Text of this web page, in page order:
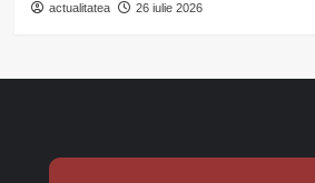
actualitatea 26 iulie 2026